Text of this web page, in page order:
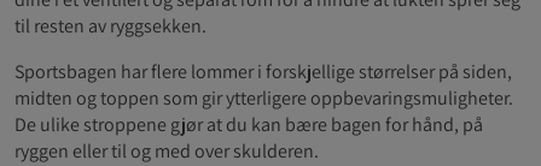
til resten av ryggsekken.
Sportsbagen har flere lommer i forskjellige størrelser på siden,
midten og toppen som gir ytterligere oppbevaringsmuligheter.
De ulike stroppene gjør at du kan bære bagen for hånd, på
ryggen eller til og med over skulderen.